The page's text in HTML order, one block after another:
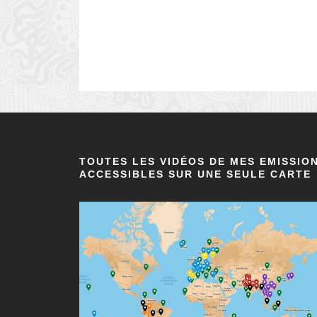
TOUTES LES VIDÉOS DE MES
ACCESSIBLES SUR UNE SEULE CARTE